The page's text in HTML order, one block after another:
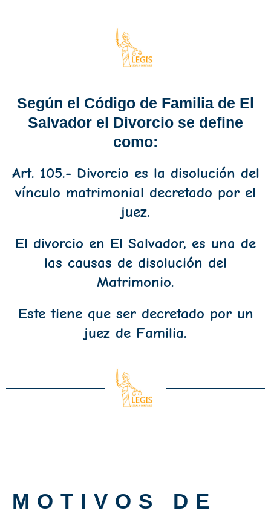
Según el Código de Familia de El
Salvador el Divorcio se define
como:
Art. 105.- Divorcio es la disolución del
vínculo matrimonial decretado por el
juez.
El divorcio en El Salvador, es una de
las causas de disolución del
Matrimonio.
Este tiene que ser decretado por un
juez de Familia.
MOTIVOS DE